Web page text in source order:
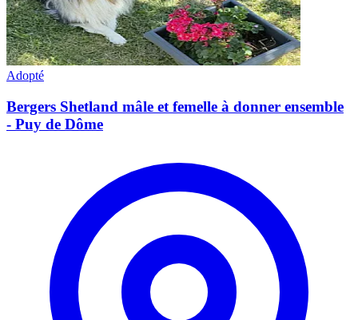
Adopté
Bergers Shetland mâle et femelle à donner ensemble
- Puy de Dôme